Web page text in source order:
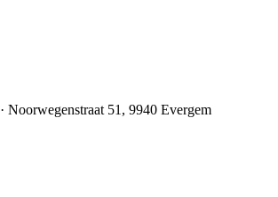
· Noorwegenstraat 51, 9940 Evergem